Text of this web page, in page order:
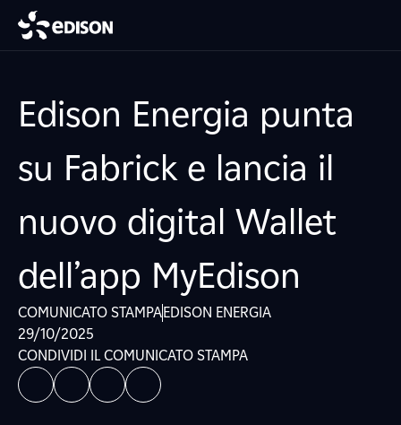
Edison Energia punta
su Fabrick e lancia il
nuovo digital Wallet
dell’app MyEdison
COMUNICATO STAMPAEDISON ENERGIA
29/10/2025
CONDIVIDI IL COMUNICATO STAMPA